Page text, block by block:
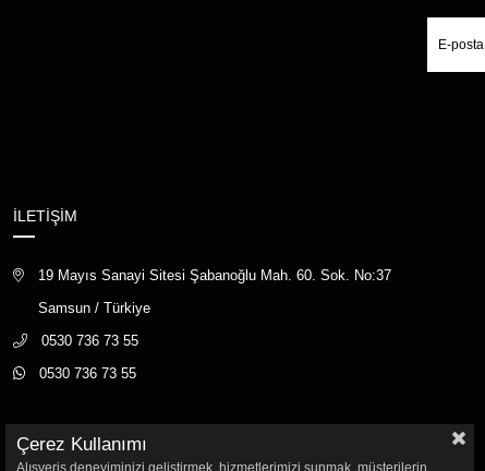
İLETİŞİM
19 Mayıs Sanayi Sitesi Şabanoğlu Mah. 60. Sok. No:37
Samsun / Türkiye
0530 736 73 55
0530 736 73 55
Çerez Kullanımı
Alışveriş deneyiminizi geliştirmek, hizmetlerimizi sunmak, müşterilerin